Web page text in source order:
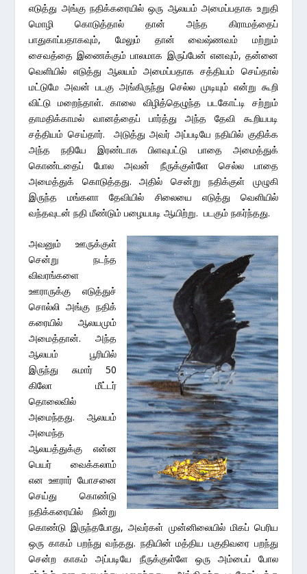
எடுத்து அங்கு நதிக்கரையில் ஒரு ஆலயம் அமைப்பதாக உறுதி
மொழி கொடுத்தால் தான் அந்த கிராமத்தைப்
பாதுகாப்பதாகவும், மேலும் தான் வைஷ்ணவம் மற்றும்
சைவத்தை இணைக்கும் பாலமாக இருப்பேன் எனவும், தன்னை
வெளியில் எடுத்து ஆலயம் அமைப்பதாக சத்தியம் செய்தால்
மட்டுமே அவன் படகு அங்கிருந்து செல்ல முடியும் என்று கூறி
விட்டு மறைந்தாள். காலை விழித்தெழுந்த படகோட்டி சற்றும்
தாமதிக்காமல் வானத்தைப் பார்த்து அந்த தேவி கூறியபடி
சத்தியம் செய்தார். அடுத்து அவர் அப்படியே நதியில் குதிக்க
அந்த நதியே இரண்டாக பிளவுபட்டு பாதை அமைத்துக்
கொண்டதைப் போல அவன் நீருக்குள்ளே செல்ல பாதை
அமைத்துக் கொடுத்தது. அதில் சென்று நதிக்குள் முழுகி
இருந்த மங்களா தேவியில் சிலையை எடுத்து வெளியில்
வந்தவுடன் நதி மீண்டும் பழையபடி ஆயிற்று. படகும் நகர்ந்தது.
அவனும் ஊருக்குள்
சென்று நடந்த
விவரங்களை
ஊராருக்கு எடுத்துச்
சொல்லி அங்கு நதிக்
கரையில் ஆலயமும்
அமைத்தான். அந்த
ஆலயம் பூரியில்
இருந்து சுமார் 50
கிலோ மீட்டர்
தொலைவில்
அமைந்தது. ஆலயம்
அமைந்த
ஆலயத்துக்கு என்ன
பெயர் வைக்கலாம்
என ஊரார் யோசனை
செய்து கொண்டு
நதிக்கரையில் நின்று
கொண்டு இருந்தபோது, அவர்கள் முன்னிலையில் மிகப் பெரிய
ஒரு காகம் பறந்து வந்தது. நதியின் மத்திய பகுதிவரை பறந்து
சென்ற காகம் அப்படியே நீருக்குள்ளே ஒரு அம்பைப் போல